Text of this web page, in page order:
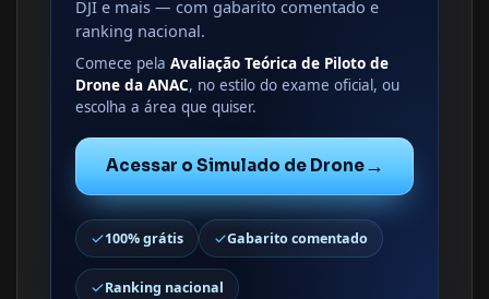
DJI e mais — com gabarito comentado e
ranking nacional.
Comece pela Avaliação Teórica de Piloto de
Drone da ANAC, no estilo do exame oficial, ou
escolha a área que quiser.
Acessar o Simulado de Drone→
100% grátis Gabarito comentado
Ranking nacional